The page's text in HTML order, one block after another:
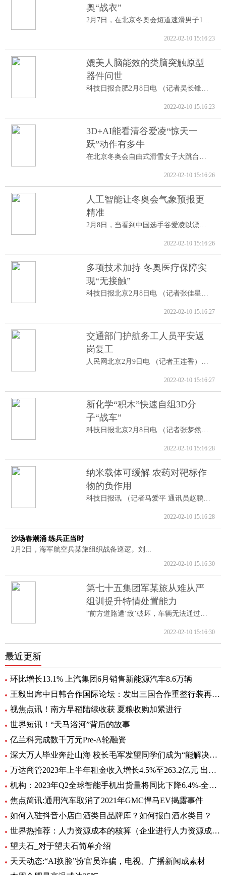
奥“战衣”
2月7日，在北京冬奥会短道速滑男子1000米A...
2022-02-10 15:16:23
媲美人脑能效的类脑突触原型
器件问世
科技日报合肥2月8日电 （记者吴长锋）8日...
2022-02-10 15:16:23
3D+AI能看清谷爱凌“惊天一
跃”动作有多牛
在北京冬奥会自由式滑雪女子大跳台决赛中...
2022-02-10 15:16:26
人工智能让冬奥会气象预报更
精准
2月8日，当看到中国选手谷爱凌以漂亮的高...
2022-02-10 15:16:26
多项技术加持 冬奥医疗保障实
现“无接触”
科技日报北京2月8日电 （记者张佳星）记...
2022-02-10 15:16:27
交通部门护航务工人员平安返
岗复工
人民网北京2月9日电 （记者王连香）记者...
2022-02-10 15:16:27
新化学“积木”快速自组3D分
子“战车”
科技日报北京2月8日电 （记者张梦然）据...
2022-02-10 15:16:28
纳米载体可缓解 农药对靶标作
物的负作用
科技日报讯 （记者马爱平 通讯员赵鹏跃...
2022-02-10 15:16:28
沙场春潮涌 练兵正当时
2月2日，海军航空兵某旅组织战备巡逻。刘...
2022-02-10 15:16:30
第七十五集团军某旅从难从严
组训提升特情处置能力
“前方道路遭‘敌’破坏，车辆无法通过。...
2022-02-10 15:16:30
最近更新
环比增长13.1% 上汽集团6月销售新能源汽车8.6万辆
王毅出席中日韩合作国际论坛：发出三国合作重整行装再出发的明确信号
视焦点讯！南方早稻陆续收获 夏粮收购加紧进行
世界短讯！“天马浴河”背后的故事
亿兰科完成数千万元Pre-A轮融资
深大万人毕业奔赴山海 校长毛军发望同学们成为“能解决问题的人”
万达商管2023年上半年租金收入增长4.5%至263.2亿元 出租率98.2%-当前头条
机构：2023年Q2全球智能手机出货量将同比下降6.4%-全球即时
焦点简讯:通用汽车取消了2021年GMC悍马EV揭露事件
如何入驻抖音小店白酒类目品牌库？如何报白酒水类目？
世界热推荐：人力资源成本的核算（企业进行人力资源成本核算有什么意义）
望夫石_对于望夫石简单介绍
天天动态:“AI换脸”扮官员诈骗，电视、广播新闻成素材